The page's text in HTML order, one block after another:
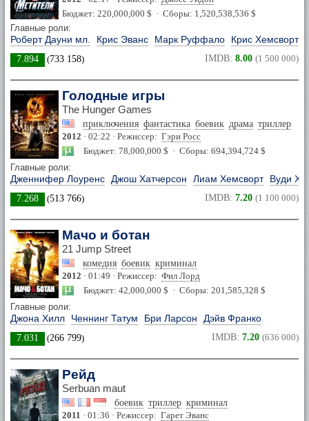
Бюджет: 220,000,000 $ · Сборы: 1,520,538,536 $
Главные роли:
Роберт Дауни мл. Крис Эванс Марк Руффало Крис Хемсворт
7.894 (733 158) IMDB: 8.00 (1 500 000)
Голодные игры
The Hunger Games
приключения фантастика боевик драма триллер
2012 · 02:22 · Режиссер: Гэри Росс
Бюджет: 78,000,000 $ · Сборы: 694,394,724 $
Главные роли:
Дженнифер Лоуренс Джош Хатчерсон Лиам Хемсворт Вуди
7.268 (513 766) IMDB: 7.20 (1 100 000)
Мачо и ботан
21 Jump Street
комедия боевик криминал
2012 · 01:49 · Режиссер: Фил Лорд
Бюджет: 42,000,000 $ · Сборы: 201,585,328 $
Главные роли:
Джона Хилл Ченнинг Татум Бри Ларсон Дэйв Франко
7.031 (266 799) IMDB: 7.20 (636 000)
Рейд
Serbuan maut
боевик триллер криминал
2011 · 01:36 · Режиссер: Гарет Эванс